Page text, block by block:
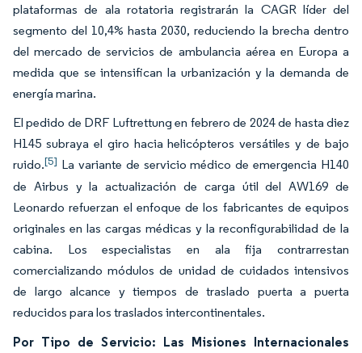
plataformas de ala rotatoria registrarán la CAGR líder del
segmento del 10,4% hasta 2030, reduciendo la brecha dentro
del mercado de servicios de ambulancia aérea en Europa a
medida que se intensifican la urbanización y la demanda de
energía marina.
El pedido de DRF Luftrettung en febrero de 2024 de hasta diez
H145 subraya el giro hacia helicópteros versátiles y de bajo
ruido.[5] La variante de servicio médico de emergencia H140
de Airbus y la actualización de carga útil del AW169 de
Leonardo refuerzan el enfoque de los fabricantes de equipos
originales en las cargas médicas y la reconfigurabilidad de la
cabina. Los especialistas en ala fija contrarrestan
comercializando módulos de unidad de cuidados intensivos
de largo alcance y tiempos de traslado puerta a puerta
reducidos para los traslados intercontinentales.
Por Tipo de Servicio: Las Misiones Internacionales